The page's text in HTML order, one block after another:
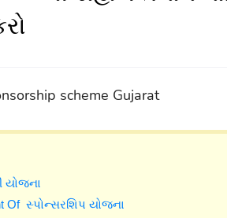
scheme Gujarat
યોજના
Of સ્પોન્સરશિપ યોજના